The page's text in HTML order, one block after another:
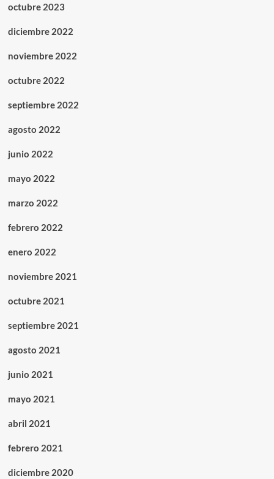
octubre 2023
diciembre 2022
noviembre 2022
octubre 2022
septiembre 2022
agosto 2022
junio 2022
mayo 2022
marzo 2022
febrero 2022
enero 2022
noviembre 2021
octubre 2021
septiembre 2021
agosto 2021
junio 2021
mayo 2021
abril 2021
febrero 2021
diciembre 2020